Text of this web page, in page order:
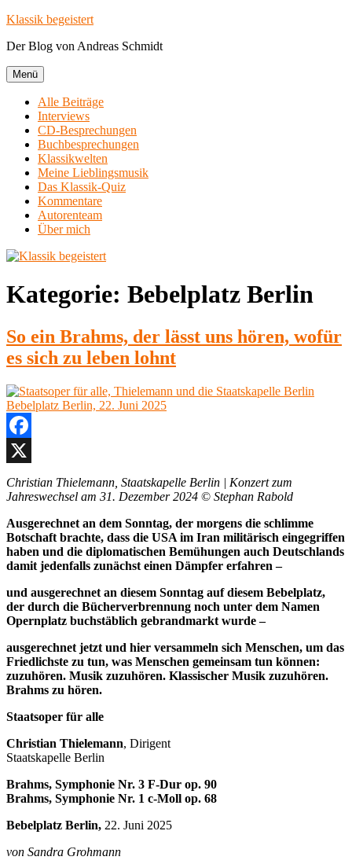
Zum
springen
Klassik begeistert
Der Blog von Andreas Schmidt
Menü
Alle Beiträge
Interviews
CD-Besprechungen
Buchbesprechungen
Klassikwelten
Meine Lieblingsmusik
Das Klassik-Quiz
Kommentare
Autorenteam
Über mich
Kategorie: Bebelplatz Berlin
So ein Brahms, der lässt uns hören, wofür
es sich zu leben lohnt
Facebook
X
Christian Thielemann, Staatskapelle Berlin | Konzert zum
Jahreswechsel am 31. Dezember 2024 © Stephan Rabold
Ausgerechnet an dem Sonntag, der morgens die schlimme
Botschaft brachte, dass die USA im Iran militärisch eingegriffen
haben und die diplomatischen Bemühungen auch Deutschlands
damit jedenfalls zunächst einen Dämpfer erfahren –
und ausgerechnet an diesem Sonntag auf diesem Bebelplatz,
der durch die Bücherverbrennung noch unter dem Namen
Opernplatz buchstäblich gebrandmarkt wurde –
ausgerechnet jetzt und hier versammeln sich Menschen, um das
Friedlichste zu tun, was Menschen gemeinsam tun können:
zuzuhören. Musik zuzuhören. Klassischer Musik zuzuhören.
Brahms zu hören.
Staatsoper für alle
Christian Thielemann, Dirigent
Staatskapelle Berlin
Brahms, Symphonie Nr. 3 F-Dur op. 90
Brahms, Symphonie Nr. 1 c-Moll op. 68
Bebelplatz Berlin, 22. Juni 2025
von Sandra Grohmann